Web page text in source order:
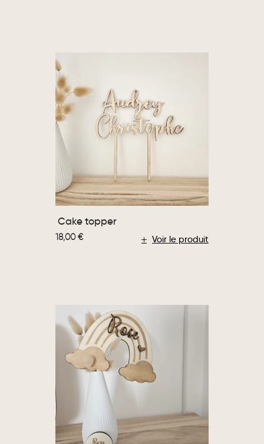
Voir le produit
Cake topper
18,00€